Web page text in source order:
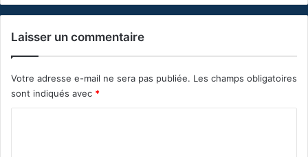
Laisser un commentaire
Votre adresse e-mail ne sera pas publiée. Les champs obligatoires
sont indiqués avec *